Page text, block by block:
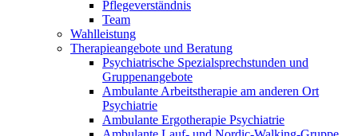
Pflegeverständnis
Team
Wahlleistung
Therapieangebote und Beratung
Psychiatrische Spezialsprechstunden und
Gruppenangebote
Ambulante Arbeitstherapie am anderen Ort
Psychiatrie
Ambulante Ergotherapie Psychiatrie